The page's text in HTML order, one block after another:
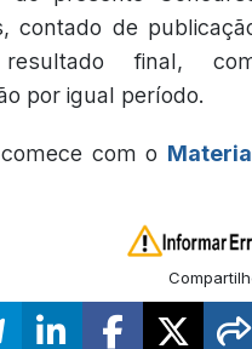
contado de
final,
por igual período.
com o